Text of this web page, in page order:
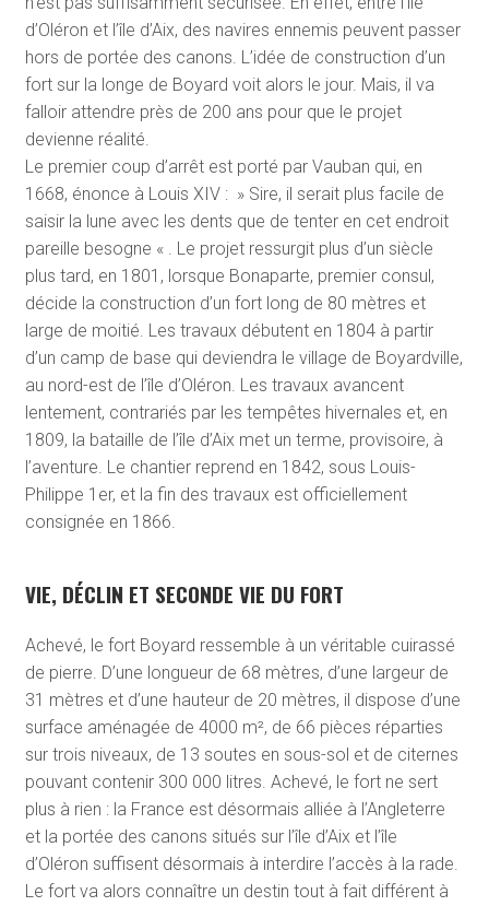
d’Oléron et l’île d’Aix, des navires ennemis peuvent passer
hors de portée des canons. L’idée de construction d’un
fort sur la longe de Boyard voit alors le jour. Mais, il va
falloir attendre près de 200 ans pour que le projet
devienne réalité.
Le premier coup d’arrêt est porté par Vauban qui, en
1668, énonce à Louis XIV : » Sire, il serait plus facile de
saisir la lune avec les dents que de tenter en cet endroit
pareille besogne « . Le projet ressurgit plus d’un siècle
plus tard, en 1801, lorsque Bonaparte, premier consul,
décide la construction d’un fort long de 80 mètres et
large de moitié. Les travaux débutent en 1804 à partir
d’un camp de base qui deviendra le village de Boyardville,
au nord-est de l’île d’Oléron. Les travaux avancent
lentement, contrariés par les tempêtes hivernales et, en
1809, la bataille de l’île d’Aix met un terme, provisoire, à
l’aventure. Le chantier reprend en 1842, sous Louis-
Philippe 1 er, et la fin des travaux est officiellement
consignée en 1866.
VIE, DÉCLIN ET SECONDE VIE DU FORT
Achevé, le fort Boyard ressemble à un véritable cuirassé
de pierre. D’une longueur de 68 mètres, d’une largeur de
31 mètres et d’une hauteur de 20 mètres, il dispose d’une
surface aménagée de 4000 m², de 66 pièces réparties
sur trois niveaux, de 13 soutes en sous-sol et de citernes
pouvant contenir 300 000 litres. Achevé, le fort ne sert
plus à rien : la France est désormais alliée à l’Angleterre
et la portée des canons situés sur l’île d’Aix et l’île
d’Oléron suffisent désormais à interdire l’accès à la rade.
Le fort va alors connaître un destin tout à fait différent à